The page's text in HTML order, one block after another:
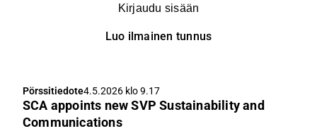
Kirjaudu sisään
Luo ilmainen tunnus
Pörssitiedote4.5.2026 klo 9.17
SCA appoints new SVP Sustainability and
Communications